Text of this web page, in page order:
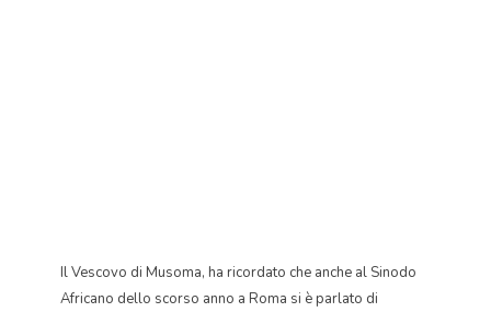
Il Vescovo di Musoma, ha ricordato che anche al Sinodo
Africano dello scorso anno a Roma si è parlato di